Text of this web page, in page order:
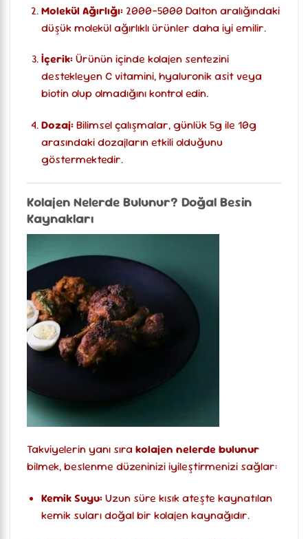
Molekül Ağırlığı:2000-5000 Dalton aralığındaki
düşük molekül ağırlıklı ürünler daha iyi emilir.
İçerik:Ürünün içinde kolajen sentezini
destekleyen C vitamini, hyaluronik asit veya
biotin olup olmadığını kontrol edin.
Dozaj:Bilimsel çalışmalar, günlük 5g ile 10g
arasındaki dozajların etkili olduğunu
göstermektedir.
Kolajen Nelerde Bulunur? Doğal Besin
Kaynakları
Takviyelerin yanı sıra kolajen nelerde bulunur
bilmek, beslenme düzeninizi iyileştirmenizi sağlar:
Kemik Suyu:Uzun süre kısık ateşte kaynatılan
kemik suları doğal bir kolajen kaynağıdır.